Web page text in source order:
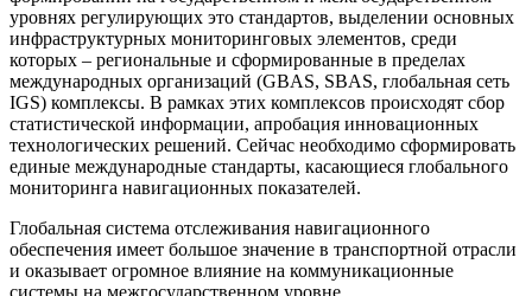
уровнях регулирующих это стандартов, выделении основных
инфраструктурных мониторинговых элементов, среди
которых – региональные и сформированные в пределах
международных организаций (GBAS, SBAS, глобальная сеть
IGS) комплексы. В рамках этих комплексов происходят сбор
статистической информации, апробация инновационных
технологических решений. Сейчас необходимо сформировать
единые международные стандарты, касающиеся глобального
мониторинга навигационных показателей.
Глобальная система отслеживания навигационного
обеспечения имеет большое значение в транспортной отрасли
и оказывает огромное влияние на коммуникационные
системы на межгосударственном уровне.